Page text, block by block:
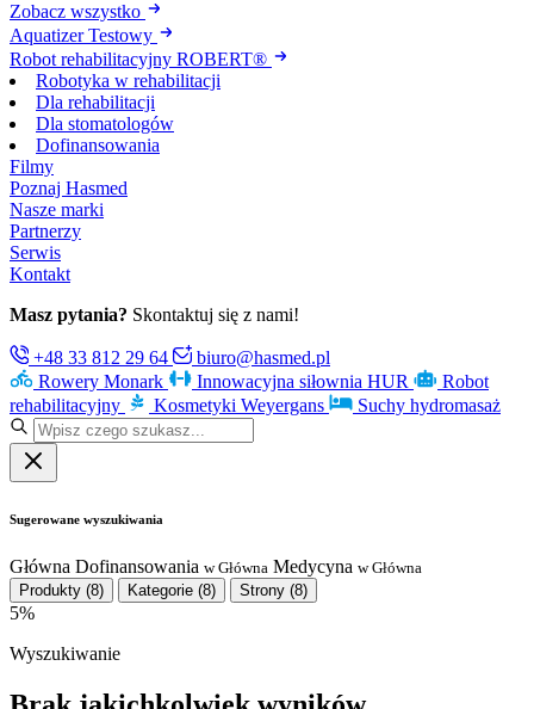
Zobacz wszystko
Aquatizer Testowy
Robot rehabilitacyjny ROBERT®
Robotyka w rehabilitacji
Dla rehabilitacji
Dla stomatologów
Dofinansowania
Filmy
Poznaj Hasmed
Nasze marki
Partnerzy
Serwis
Kontakt
Masz pytania? Skontaktuj się z nami!
+48 33 812 29 64
biuro@hasmed.pl
Rowery Monark
Innowacyjna siłownia HUR
Robot
rehabilitacyjny
Kosmetyki Weyergans Suchy hydromasaż
Sugerowane wyszukiwania
Główna Dofinansowania w Główna Medycyna w Główna
Produkty (8) Kategorie (8) Strony (8)
5%
Wyszukiwanie